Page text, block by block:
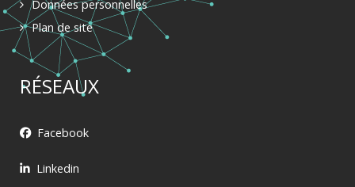
Données personnelles
Plan de site
RÉSEAUX
Facebook
Linkedin